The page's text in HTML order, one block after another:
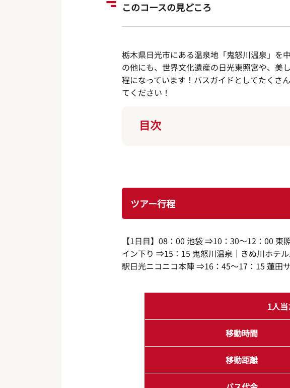
このコースの見どころ
栃木県日光市にある温泉地「鬼怒川温泉」を
の他にも、世界文化遺産の日光東照宮や、美
程になっています！バスガイドとしてたくさ
てください！
目次
ツアー行程
【1日目】08：00 池袋 ⇒10：30～12：00
イン下り ⇒15：15 鬼怒川温泉｜きぬ川ホテ
駅日光ニコニコ本陣 ⇒16：45～17：15 蓮田
1人
移動時間
移動距離